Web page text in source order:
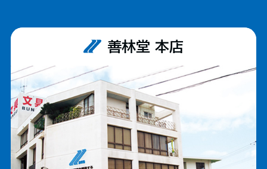
善林堂 本店